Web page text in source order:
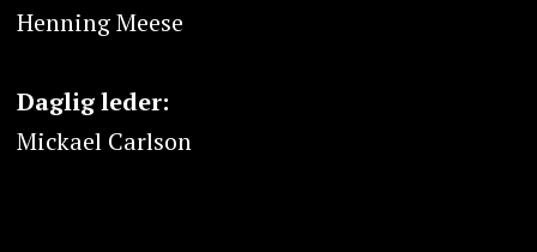
Henning Meese
Daglig leder:
Mickael Carlson